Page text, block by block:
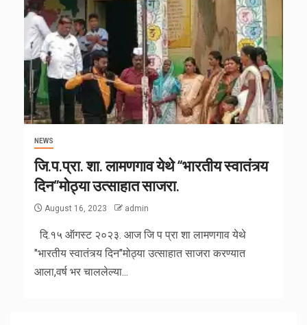
NEWS
जि.प.प्रा. शा. लामणगाव येथे “भारतीय स्वातंत्र्य
दिन”मोठ्या उत्साहात साजरा.
August 16, 2023 admin
दि.१५ ऑगस्ट २०२३. आज जि प प्रा शा लामणगाव येथे
"भारतीय स्वातंत्र्य दिन"मोठ्या उत्साहात साजरा करण्यात
आला,वर्ष भर चाललेल्या...